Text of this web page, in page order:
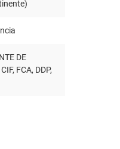
DE
FCA, DDP,